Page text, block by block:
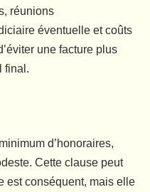
réunions
éventuelle et coûts
une facture plus
final.
d’honoraires,
Cette clause peut
est conséquent, mais elle